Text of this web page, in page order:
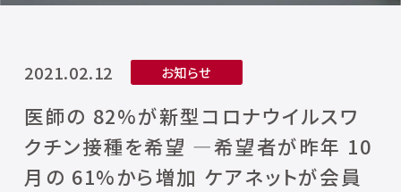
2021.02.12 お知らせ
医師の 82%が新型コロナウイルスワ
クチン接種を希望 ―希望者が昨年 10
月の 61%から増加 ケアネットが会員